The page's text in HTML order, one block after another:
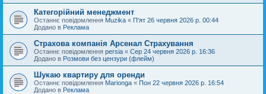
Категорійний менеджмент
Останнє повідомлення Muzika « П'ят 26 червня 2026 р. 00:44
Додано в Реклама
Страхова компанія Арсенал Страхування
Останнє повідомлення persia « Сер 24 червня 2026 р. 16:36
Додано в Розмови без цензури (флейм)
Шукаю квартиру для оренди
Останнє повідомлення Marionga « Пон 22 червня 2026 р. 16:54
Додано в Реклама